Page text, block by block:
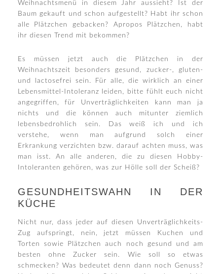
Weihnachtsmenü in diesem Jahr aussieht? Ist der
Baum gekauft und schon aufgestellt? Habt ihr schon
alle Plätzchen gebacken? Apropos Plätzchen, habt
ihr diesen Trend mit bekommen?
Es müssen jetzt auch die Plätzchen in der
Weihnachtszeit besonders gesund, zucker-, gluten-
und lactosefrei sein. Für alle, die wirklich an einer
Lebensmittel-Intoleranz leiden, bitte fühlt euch nicht
angegriffen, für Unverträglichkeiten kann man ja
nichts und die können auch mitunter ziemlich
lebensbedrohlich sein. Das weiß ich und ich
verstehe, wenn man aufgrund solch einer
Erkrankung verzichten bzw. darauf achten muss, was
man isst. An alle anderen, die zu diesen Hobby-
Intoleranten gehören, was zur Hölle soll der Scheiß?
GESUNDHEITSWAHN IN DER
KÜCHE
Nicht nur, dass jeder auf diesen Unverträglichkeits-
Zug aufspringt, nein, jetzt müssen Kuchen und
Torten sowie Plätzchen auch noch gesund und am
besten ohne Zucker sein. Wie soll so etwas
schmecken? Was bedeutet denn dann noch Genuss?